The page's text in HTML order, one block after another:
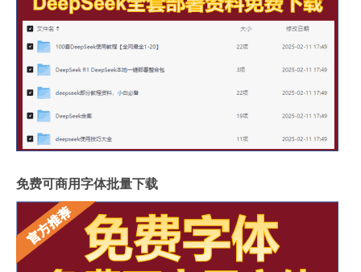
免费可商用字体批量下载